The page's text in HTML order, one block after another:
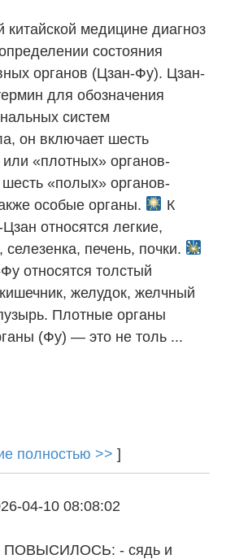
китайской медицине диагноз
состояния
органов (Цзан-Фу). Цзан-
для обозначения
систем
он включает шесть
«плотных» органов-
«полых» органов-
особые органы.
К
относятся легкие,
печень, почки.
относятся толстый
желудок, желчный
Плотные органы
(Фу) — это не толь ...
полностью >> ]
04-10 08:08:02
ПОВЫСИЛОСЬ: - сядь и